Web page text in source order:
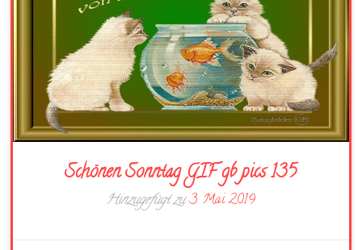
Schönen Sonntag GIF gb pics 135
Hinzugefügt zu3. Mai 2019